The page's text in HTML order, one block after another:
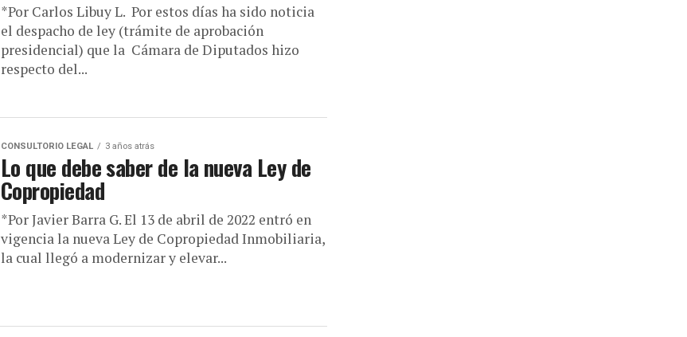
*Por Carlos Libuy L. Por estos días ha sido noticia
el despacho de ley (trámite de aprobación
presidencial) que la Cámara de Diputados hizo
respecto del...
CONSULTORIO LEGAL 3 años atrás
Lo que debe saber de la nueva Ley de
Copropiedad
*Por Javier Barra G. El 13 de abril de 2022 entró en
vigencia la nueva Ley de Copropiedad Inmobiliaria,
la cual llegó a modernizar y elevar...